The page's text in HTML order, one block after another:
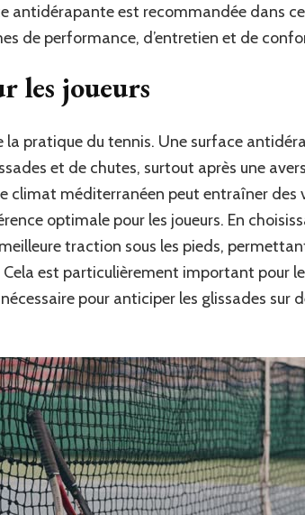
surface
antidérapante
antidérapante est recommandée dans
de performance, d’entretien et de
les joueurs
la pratique du tennis. Une surface
et de chutes, surtout après une
climat méditerranéen peut entraîner des
optimale pour les joueurs. En
traction sous les pieds,
est particulièrement important pour
pour anticiper les glissades sur